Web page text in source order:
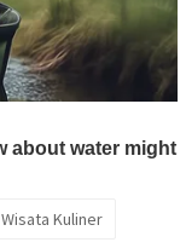
Wisata Kuliner